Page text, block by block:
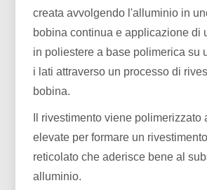
creata avvolgendo l'alluminio in
bobina continua e applicazione di
in poliestere a base polimerica su
i lati attraverso un processo di
bobina.
Il rivestimento viene polimerizzato
elevate per formare un
reticolato che aderisce bene al
alluminio.